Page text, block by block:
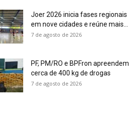
Joer 2026 inicia fases regionais
em nove cidades e reúne mais...
7 de agosto de 2026
PF, PM/RO e BPFron apreendem
cerca de 400 kg de drogas
7 de agosto de 2026